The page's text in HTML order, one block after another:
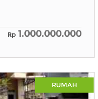
Rp 1.000.000.000
RUMAH